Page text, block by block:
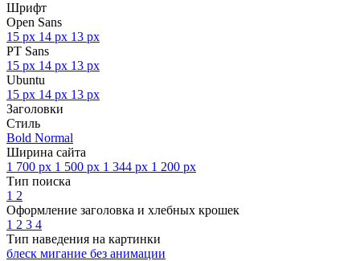
Шрифт
Open Sans
15 px 14 px 13 px
PT Sans
15 px 14 px 13 px
Ubuntu
15 px 14 px 13 px
Заголовки
Стиль
Bold Normal
Ширина сайта
1 700 px 1 500 px 1 344 px 1 200 px
Тип поиска
1 2
Оформление заголовка и хлебных крошек
1 2 3 4
Тип наведения на картинки
блеск мигание без анимации